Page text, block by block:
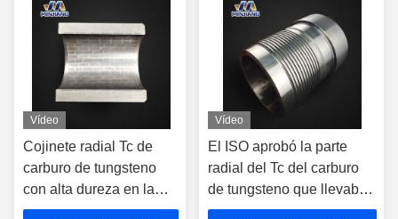
abrasión
Vídeo
Cojinete radial Tc de
carburo de tungsteno
con alta dureza en la
industria petrolera
Vídeo
El ISO aprobó la parte
radial del Tc del carburo
de tungsteno que llevaba
para la vida que llevaba